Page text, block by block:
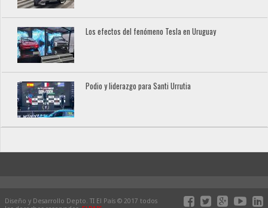
Los efectos del fenómeno Tesla en Uruguay
Podio y liderazgo para Santi Urrutia
Diseño y Desarrollo Depto. TI El País © 2017 todos